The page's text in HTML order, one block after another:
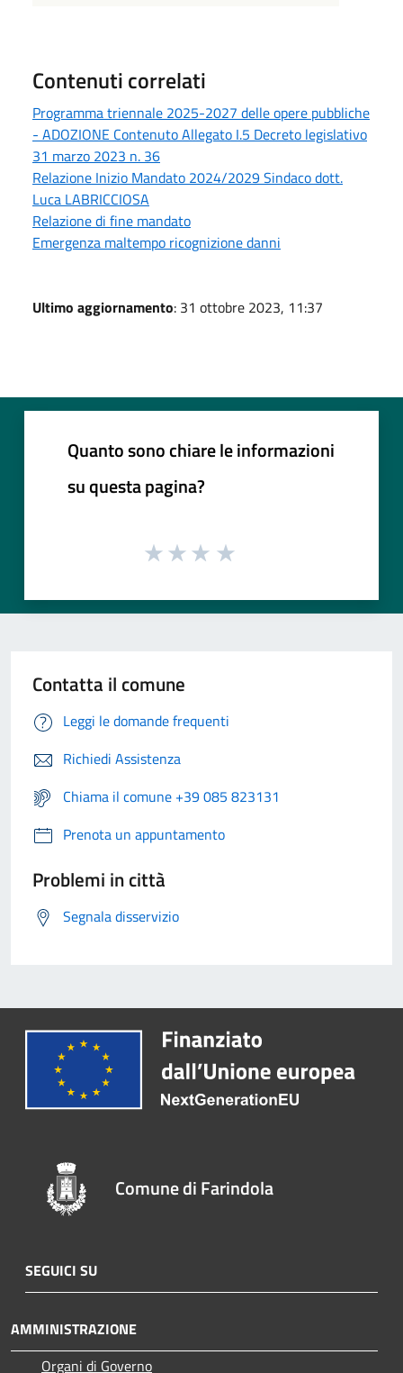
Contenuti correlati
Programma triennale 2025-2027 delle opere pubbliche
- ADOZIONE Contenuto Allegato I.5 Decreto legislativo
31 marzo 2023 n. 36
Relazione Inizio Mandato 2024/2029 Sindaco dott.
Luca LABRICCIOSA
Relazione di fine mandato
Emergenza maltempo ricognizione danni
Ultimo aggiornamento: 31 ottobre 2023, 11:37
Quanto sono chiare le informazioni
su questa pagina?
Contatta il comune
Leggi le domande frequenti
Richiedi Assistenza
Chiama il comune +39 085 823131
Prenota un appuntamento
Problemi in città
Segnala disservizio
Comune di Farindola
SEGUICI SU
AMMINISTRAZIONE
Organi di Governo